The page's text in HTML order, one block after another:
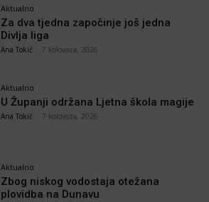
Aktualno
Za dva tjedna započinje još jedna
Divlja liga
Ana Tokić 7 kolovoza, 2026
Aktualno
U Županji održana Ljetna škola magije
Ana Tokić 7 kolovoza, 2026
Aktualno
Zbog niskog vodostaja otežana
plovidba na Dunavu